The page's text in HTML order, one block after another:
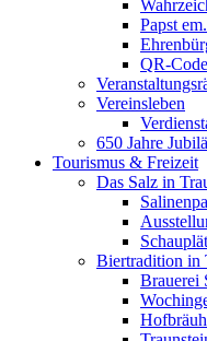
Papst
QR-
Vereinsleben
650 Jahre
Tourismus & Freizeit
Das Salz in
Biertradition in
Brauerei